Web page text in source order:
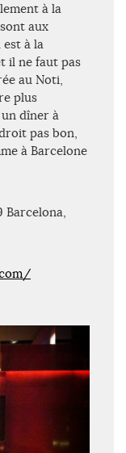
à la
aux
à la
il ne faut pas
au Noti,
plus
dîner à
pas bon,
à Barcelone
Barcelona,